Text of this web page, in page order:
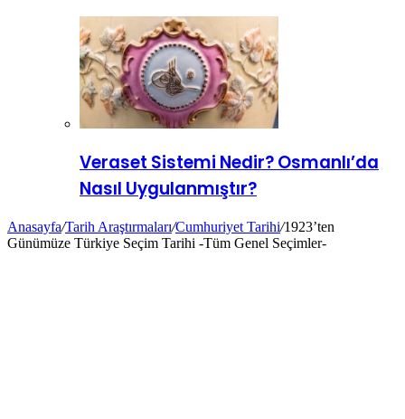
Veraset Sistemi Nedir? Osmanlı’da
Nasıl Uygulanmıştır?
Anasayfa/Tarih Araştırmaları/Cumhuriyet Tarihi/1923’ten
Günümüze Türkiye Seçim Tarihi -Tüm Genel Seçimler-